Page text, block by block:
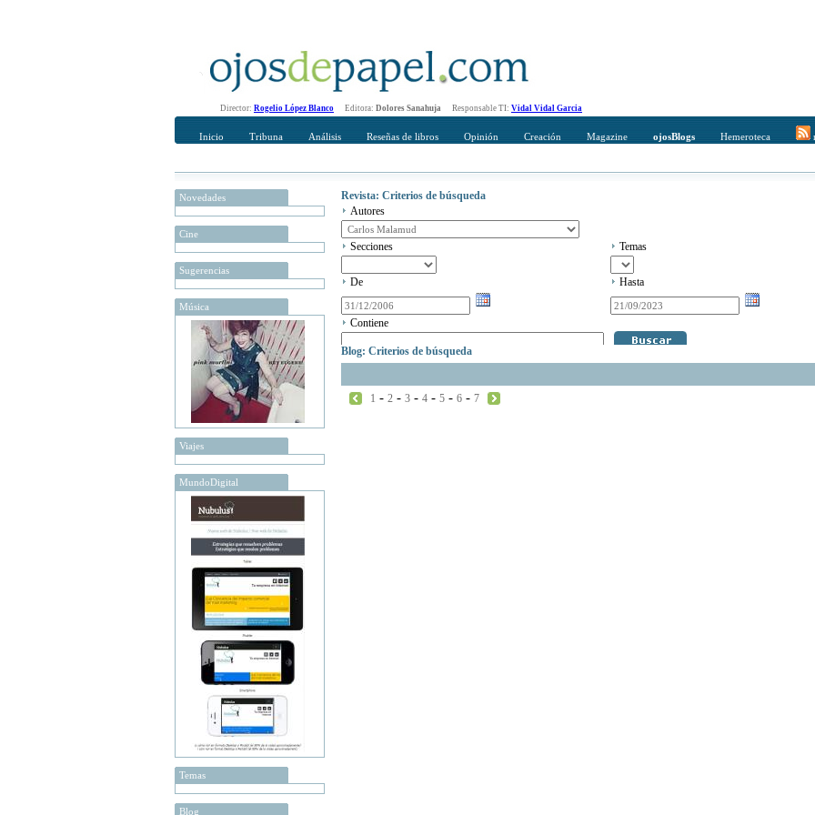
Director: Rogelio López Blanco Editora: Dolores Sanahuja Responsable TI: Vidal Vidal Garcia
Inicio Tribuna Análisis Reseñas de libros Opinión Creación Magazine ojosBlogs Hemeroteca
Novedades
Cine
Sugerencias
Música
Viajes
MundoDigital
Temas
Blog
Revista: Criterios de búsqueda
Autores
Secciones Temas
De Hasta
Contiene
Blog: Criterios de búsqueda
1 - 2 - 3 - 4 - 5 - 6 - 7